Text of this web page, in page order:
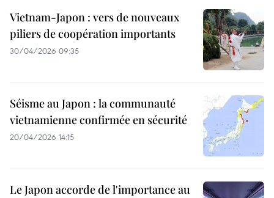
Vietnam-Japon : vers de nouveaux
piliers de coopération importants
30/04/2026 09:35
Séisme au Japon : la communauté
vietnamienne confirmée en sécurité
20/04/2026 14:15
Le Japon accorde de l'importance au